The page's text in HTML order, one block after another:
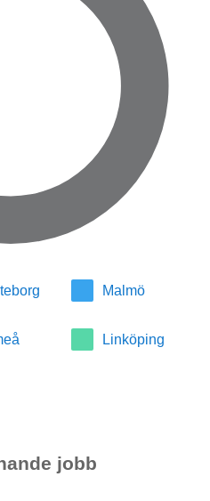
Malmö
Linköping
jobb